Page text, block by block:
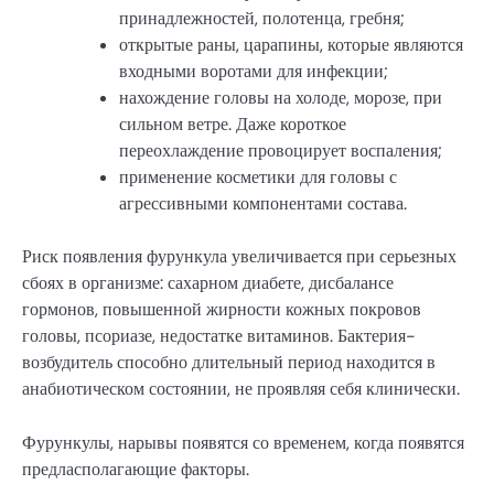
принадлежностей, полотенца, гребня;
открытые раны, царапины, которые являются
входными воротами для инфекции;
нахождение головы на холоде, морозе, при
сильном ветре. Даже короткое
переохлаждение провоцирует воспаления;
применение косметики для головы с
агрессивными компонентами состава.
Риск появления фурункула увеличивается при серьезных
сбоях в организме: сахарном диабете, дисбалансе
гормонов, повышенной жирности кожных покровов
головы, псориазе, недостатке витаминов. Бактерия-
возбудитель способно длительный период находится в
анабиотическом состоянии, не проявляя себя клинически.
Фурункулы, нарывы появятся со временем, когда появятся
предласполагающие факторы.